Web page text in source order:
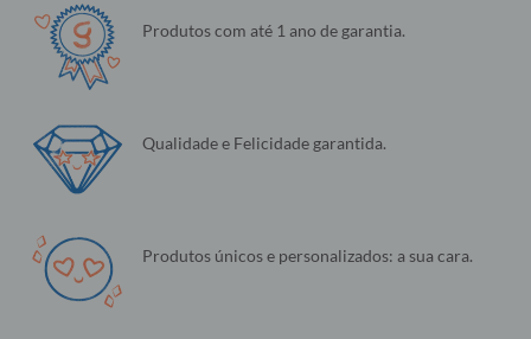
Produtos com até 1 ano de garantia.
Qualidade e Felicidade garantida.
Produtos únicos e personalizados: a sua cara.